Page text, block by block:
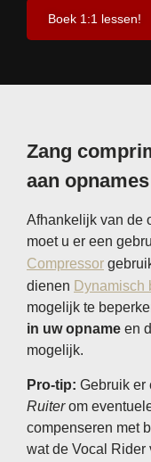
Boek 1:1 lessen!
Zang
aan
Afhankelijk van de
moet u er een
Compressor
dienen Dynamisch
mogelijk te
in uw opname en
mogelijk.
Pro-tip: Gebruik er
Ruiterom
compenseren met
wat de Vocal Rider